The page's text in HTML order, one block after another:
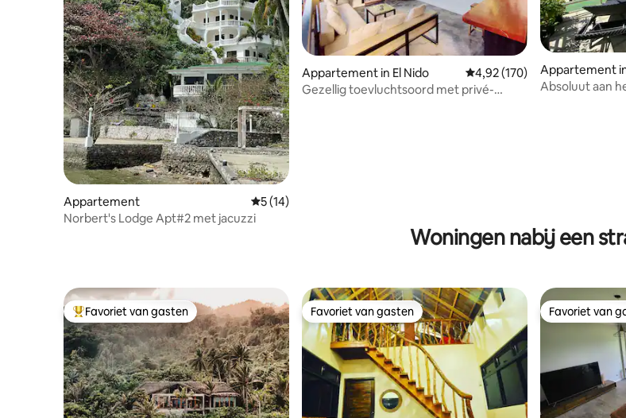
Appartement Gemiddelde beoordeling van 5 op 5, 14 recensies
5 (14)
Norbert's Lodge Apt#2 met jacuzzi
Appartement in El Nido Gemiddelde beoordeling van
4,92 (170)
Gezellig toevluchtsoord met privé-
Appartement in
d
Absoluut aan
Woningen nabij een
Topfavoriet van gasten
Favoriet van gasten Favoriet van gasten
Favoriet van gasten Favoriet van
Favoriet van